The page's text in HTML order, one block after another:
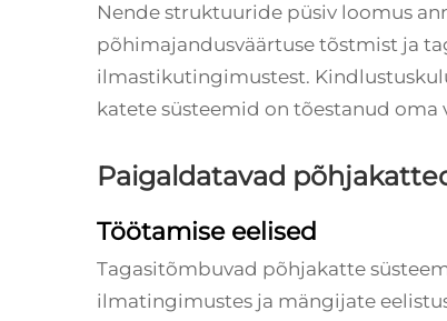
Nende struktuuride püsiv loomus
põhimajandusväärtuse tõstmist ja
ilmastikutingimustest.
katete süsteemid on tõestanud oma
Paigaldatavad
Töötamise eelised
Tagasitõmbuvad põhjakatte
ilmatingimustes ja mängijate